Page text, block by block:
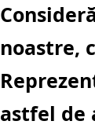
noastre,
astfel de